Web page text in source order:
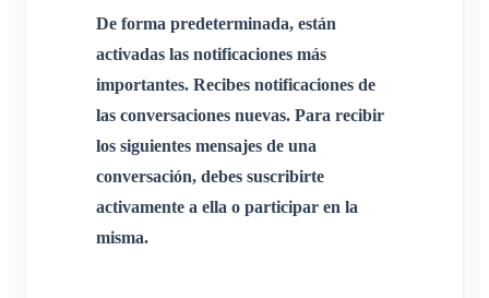
De forma predeterminada, están
activadas las notificaciones más
importantes. Recibes notificaciones de
las conversaciones nuevas. Para recibir
los siguientes mensajes de una
conversación, debes suscribirte
activamente a ella o participar en la
misma.